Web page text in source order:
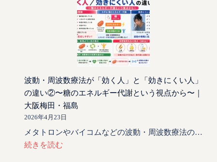
波動・周波数療法が「効く人」と「効きにくい人」
の違い②〜糖のエネルギー代謝という視点から〜｜
大阪梅田・福島
2026年4月23日
メタトロンやバイコムなどの波動・周波数療法の…
続きを読む